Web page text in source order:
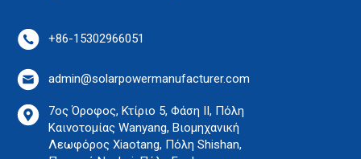
+86-15302966051
admin@solarpowermanufacturer.com
7ος Όροφος, Κτίριο 5, Φάση II, Πόλη
Καινοτομίας Wanyang, Βιομηχανική
Λεωφόρος Xiaotang, Πόλη Shishan,
Czech
Danish